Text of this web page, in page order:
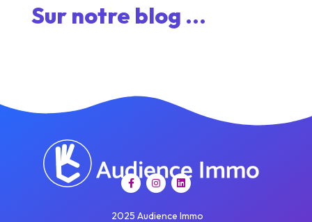
Sur notre blog ...
2025 Audience Immo